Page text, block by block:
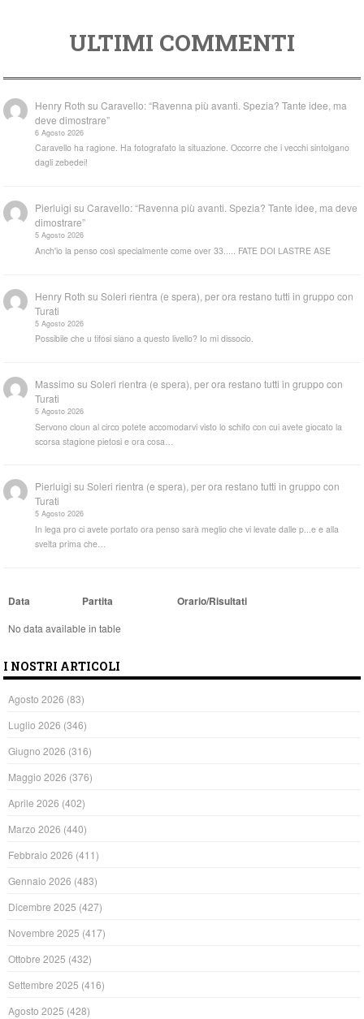
ULTIMI COMMENTI
Henry Roth suCaravello: “Ravenna più avanti. Spezia? Tante idee, ma
deve dimostrare”
6 Agosto 2026
Caravello ha ragione. Ha fotografato la situazione. Occorre che i vecchi sintolgano
dagli zebedei!
Pierluigi suCaravello: “Ravenna più avanti. Spezia? Tante idee, ma deve
dimostrare”
5 Agosto 2026
Anch'io la penso così specialmente come over 33..... FATE DOI LASTRE ASE
Henry Roth suSoleri rientra (e spera), per ora restano tutti in gruppo con
Turati
5 Agosto 2026
Possibile che u tifosi siano a questo livello? Io mi dissocio.
Massimo suSoleri rientra (e spera), per ora restano tutti in gruppo con
Turati
5 Agosto 2026
Servono cloun al circo potete accomodarvi visto lo schifo con cui avete giocato la
scorsa stagione pietosi e ora cosa…
Pierluigi suSoleri rientra (e spera), per ora restano tutti in gruppo con
Turati
5 Agosto 2026
In lega pro ci avete portato ora penso sarà meglio che vi levate dalle p...e e alla
svelta prima che…
Data Partita Orario/Risultati
No data available in table
I NOSTRI ARTICOLI
Agosto 2026 (83)
Luglio 2026 (346)
Giugno 2026 (316)
Maggio 2026 (376)
Aprile 2026 (402)
Marzo 2026 (440)
Febbraio 2026 (411)
Gennaio 2026 (483)
Dicembre 2025 (427)
Novembre 2025 (417)
Ottobre 2025 (432)
Settembre 2025 (416)
Agosto 2025 (428)